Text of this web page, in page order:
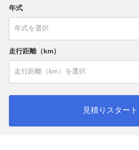
年式
走行距離（km）
見積りスタート